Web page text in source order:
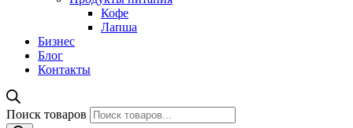
Кофе
Лапша
Бизнес
Блог
Контакты
Поиск товаров